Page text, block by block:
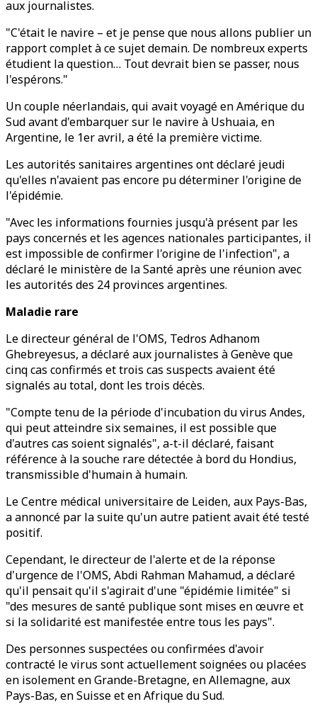
aux journalistes.
"C'était le navire – et je pense que nous allons publier un
rapport complet à ce sujet demain. De nombreux experts
étudient la question… Tout devrait bien se passer, nous
l'espérons."
Un couple néerlandais, qui avait voyagé en Amérique du
Sud avant d'embarquer sur le navire à Ushuaia, en
Argentine, le 1er avril, a été la première victime.
Les autorités sanitaires argentines ont déclaré jeudi
qu'elles n'avaient pas encore pu déterminer l'origine de
l'épidémie.
"Avec les informations fournies jusqu'à présent par les
pays concernés et les agences nationales participantes, il
est impossible de confirmer l'origine de l'infection", a
déclaré le ministère de la Santé après une réunion avec
les autorités des 24 provinces argentines.
Maladie rare
Le directeur général de l'OMS, Tedros Adhanom
Ghebreyesus, a déclaré aux journalistes à Genève que
cinq cas confirmés et trois cas suspects avaient été
signalés au total, dont les trois décès.
"Compte tenu de la période d'incubation du virus Andes,
qui peut atteindre six semaines, il est possible que
d'autres cas soient signalés", a-t-il déclaré, faisant
référence à la souche rare détectée à bord du Hondius,
transmissible d'humain à humain.
Le Centre médical universitaire de Leiden, aux Pays-Bas,
a annoncé par la suite qu'un autre patient avait été testé
positif.
Cependant, le directeur de l'alerte et de la réponse
d'urgence de l'OMS, Abdi Rahman Mahamud, a déclaré
qu'il pensait qu'il s'agirait d'une "épidémie limitée" si
"des mesures de santé publique sont mises en œuvre et
si la solidarité est manifestée entre tous les pays".
Des personnes suspectées ou confirmées d'avoir
contracté le virus sont actuellement soignées ou placées
en isolement en Grande-Bretagne, en Allemagne, aux
Pays-Bas, en Suisse et en Afrique du Sud.